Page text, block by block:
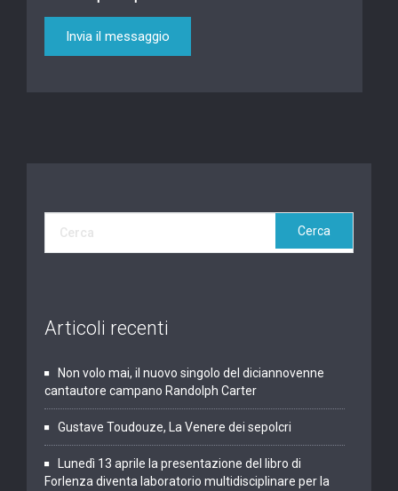
Articoli recenti
Non volo mai, il nuovo singolo del diciannovenne
cantautore campano Randolph Carter
Gustave Toudouze, La Venere dei sepolcri
Lunedì 13 aprile la presentazione del libro di
Forlenza diventa laboratorio multidisciplinare per la